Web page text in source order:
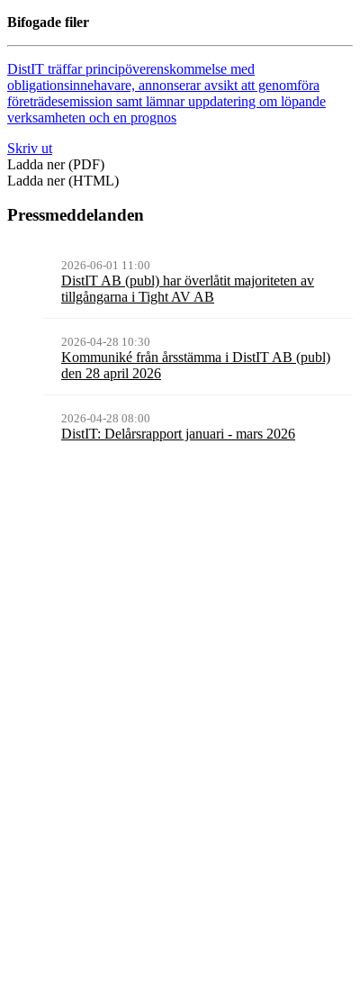
Bifogade filer
DistIT träffar principöverenskommelse med
obligationsinnehavare, annonserar avsikt att genomföra
företrädesemission samt lämnar uppdatering om löpande
verksamheten och en prognos
Skriv ut
Ladda ner (PDF)
Ladda ner (HTML)
Pressmeddelanden
2026-06-01 11:00
DistIT AB (publ) har överlåtit majoriteten av
tillgångarna i Tight AV AB
2026-04-28 10:30
Kommuniké från årsstämma i DistIT AB (publ)
den 28 april 2026
2026-04-28 08:00
DistIT: Delårsrapport januari - mars 2026